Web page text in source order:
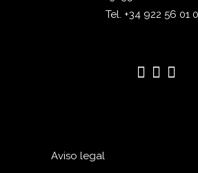
Tel. +34 922 56 01
Aviso legal